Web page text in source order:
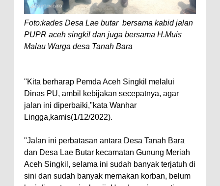
Foto:kades Desa Lae butar bersama kabid jalan
PUPR aceh singkil dan juga bersama H.Muis
Malau Warga desa Tanah Bara
"Kita berharap Pemda Aceh Singkil melalui
Dinas PU, ambil kebijakan secepatnya, agar
jalan ini diperbaiki,"kata Wanhar
Lingga,kamis(1/12/2022).
"Jalan ini perbatasan antara Desa Tanah Bara
dan Desa Lae Butar kecamatan Gunung Meriah
Aceh Singkil, selama ini sudah banyak terjatuh di
sini dan sudah banyak memakan korban, belum